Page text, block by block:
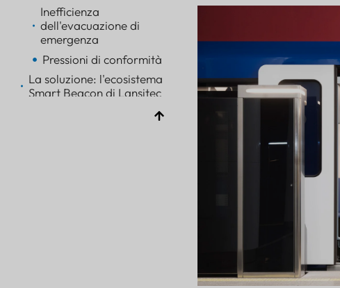
Inefficienza
dell'evacuazione di
emergenza
Pressioni di conformità
La soluzione: l'ecosistema
Smart Beacon di Lansitec